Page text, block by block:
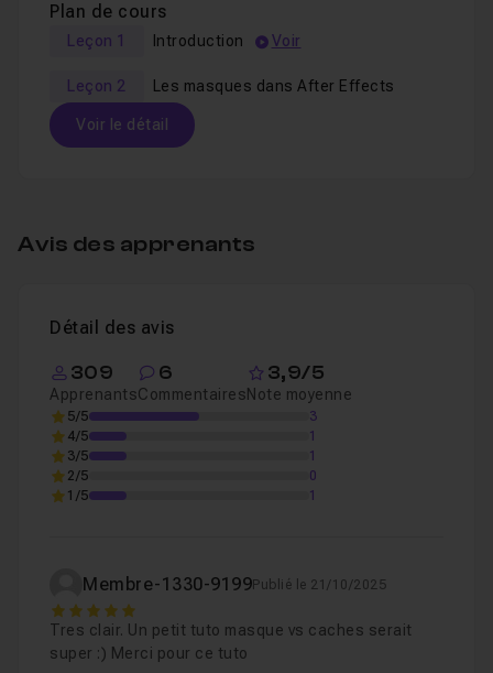
Plan de cours
Leçon 1 Introduction Voir
Leçon 2 Les masques dans After Effects
Voir le détail
Leçon 2 Les masques dans After Effects
Avis des apprenants
Détail des avis
309
Apprenants
6
Commentaires
3,9/5
Note moyenne
5/5
3
4/5
1
3/5
1
2/5
0
1/5
1
Membre-1330-9199Publié le 21/10/2025
5
Tres clair. Un petit tuto masque vs caches serait
super :) Merci pour ce tuto